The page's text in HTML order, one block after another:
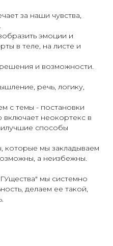
за наши чувства,
эмоции и
в теле, на листе и
и возможности.
речь, логику,
с темы - постановки
неокортекс в
способы
которые мы закладываем
а неизбежны.
мы системно
делаем ее такой,